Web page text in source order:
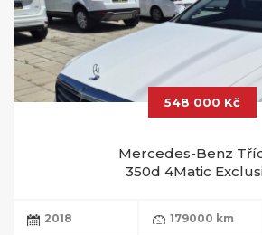
548 000 Kč
Mercedes-Benz
350d 4Matic
2018 179000 km